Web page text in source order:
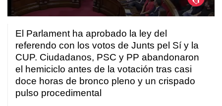
minute,
seconds
El Parlament ha aprobado la ley del
referendo con los votos de Junts pel Sí y la
CUP. Ciudadanos, PSC y PP abandonaron
el hemiciclo antes de la votación tras casi
doce horas de bronco pleno y un crispado
pulso procedimental